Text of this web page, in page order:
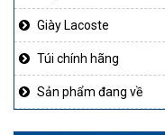
Giày Lacoste
Túi chính hãng
Sản phẩm đang về